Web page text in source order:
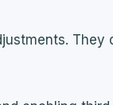
They